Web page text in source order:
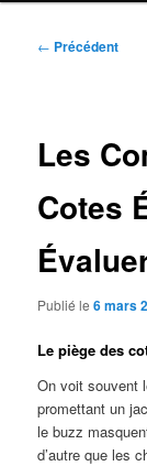
Navigation
← Précédent
Les
Cotes
Publié le6 mars
Le piège des
On voit souvent
promettant un
le buzz
d’autre que les